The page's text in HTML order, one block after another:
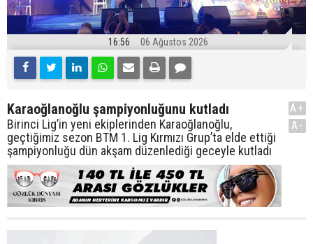
16:56 06 Ağustos 2026
Karaoğlanoğlu şampiyonluğunu kutladı
Birinci Lig’in yeni ekiplerinden Karaoğlanoğlu,
geçtiğimiz sezon BTM 1. Lig Kırmızı Grup’ta elde ettiği
şampiyonluğu dün akşam düzenlediği geceyle kutladı
A+
A-